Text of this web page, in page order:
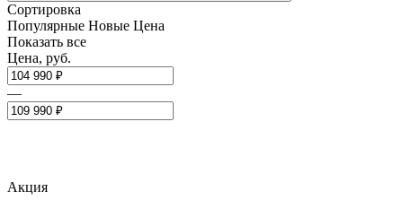
Сортировка
Популярные Новые Цена
Показать все
Цена, руб.
—
Акция